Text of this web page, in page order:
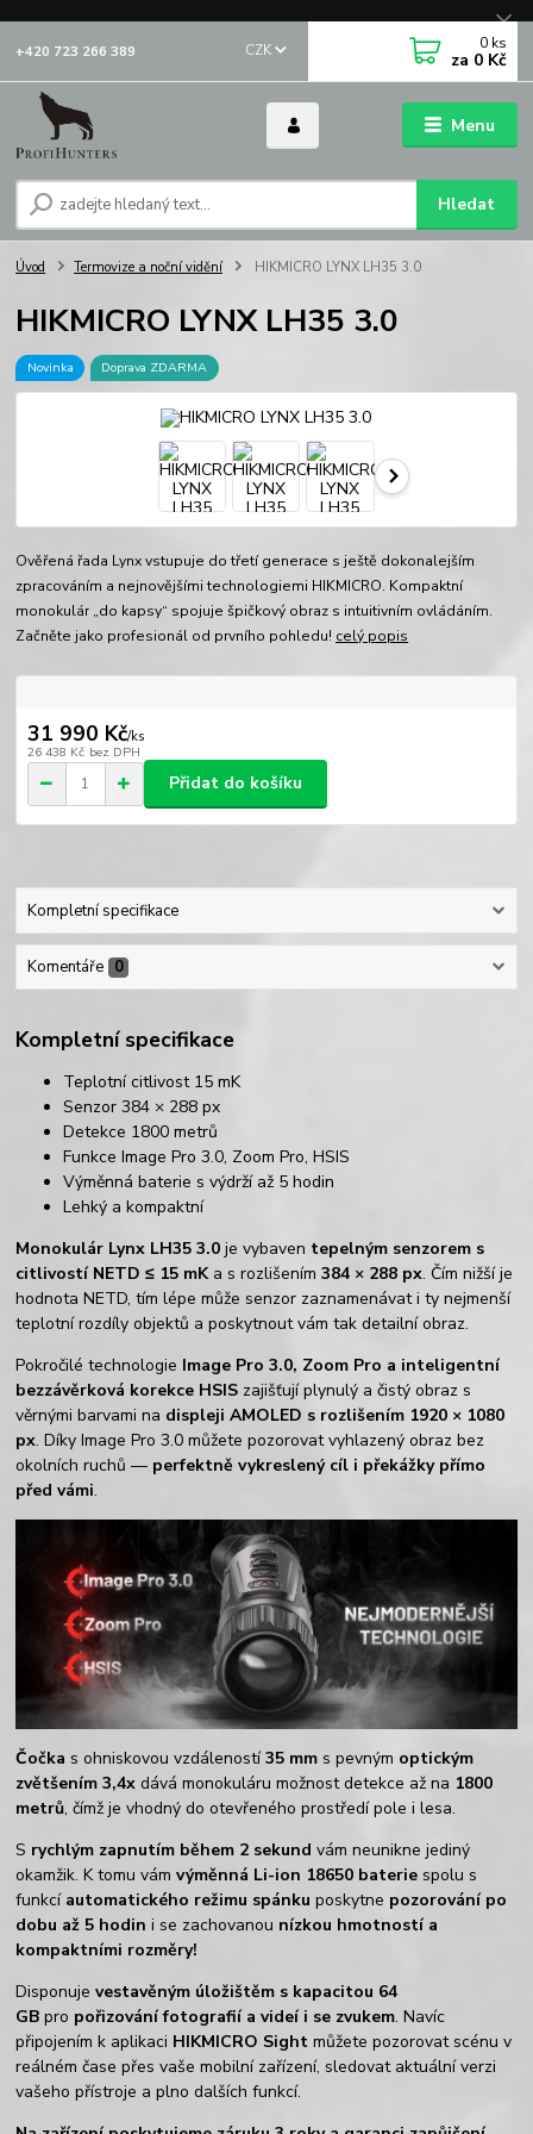
Menu
CZK
Hledat
+420 723 266 389 0 ks
za 0 Kč
Úvod Termovize a noční vidění HIKMICRO LYNX LH35 3.0
HIKMICRO LYNX LH35 3.0
Novinka Doprava ZDARMA
Ověřená řada Lynx vstupuje do třetí generace s ještě dokonalejším
zpracováním a nejnovějšími technologiemi HIKMICRO. Kompaktní
monokulár „do kapsy“ spojuje špičkový obraz s intuitivním ovládáním.
Začněte jako profesionál od prvního pohledu! celý popis
31 990 Kč/ks
26 438 Kč bez DPH
Přidat do košíku
Kompletní specifikace
Komentáře 0
Kompletní specifikace
Teplotní citlivost 15 mK
Senzor 384 × 288 px
Detekce 1800 metrů
Funkce Image Pro 3.0, Zoom Pro, HSIS
Výměnná baterie s výdrží až 5 hodin
Lehký a kompaktní
Monokulár Lynx LH35 3.0 je vybaven tepelným senzorem s
citlivostí NETD ≤ 15 mKa s rozlišením384 × 288 px. Čím nižší je
hodnota NETD, tím lépe může senzor zaznamenávat i ty nejmenší
teplotní rozdíly objektů a poskytnout vám tak detailní obraz.
Pokročilé technologie Image Pro 3.0, Zoom Pro a inteligentní
bezzávěrková korekce HSIS zajišťují plynulý a čistý obraz s
věrnými barvami na displeji AMOLED s rozlišením 1920 × 1080
px. Díky Image Pro 3.0 můžete pozorovat vyhlazený obraz bez
okolních ruchů — perfektně vykreslený cíl i překážky přímo
před vámi.
Čočka s ohniskovou vzdáleností35 mm s pevným optickým
zvětšením 3,4x dává monokuláru možnost detekce až na 1800
metrů, čímž je vhodný do otevřeného prostředí pole i lesa.
S rychlým zapnutím během 2 sekund vám neunikne jediný
okamžik. K tomu vámvýměnná Li-ion 18650 baterie spolu s
funkcí automatického režimu spánku poskytne pozorování po
dobu až 5 hodini se zachovanou nízkou hmotností a
kompaktními rozměry!
Disponujevestavěným úložištěm s kapacitou 64
GB pro pořizování fotografií a videí i se zvukem. Navíc
připojením k aplikaci HIKMICRO Sight můžete pozorovat scénu v
reálném čase přes vaše mobilní zařízení, sledovat aktuální verzi
vašeho přístroje a plno dalších funkcí.